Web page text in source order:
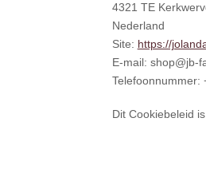
4321 TE
Nederland
Site: https://
E-mail: shop@jb-
Telefoonnummer:
Dit Cookiebeleid